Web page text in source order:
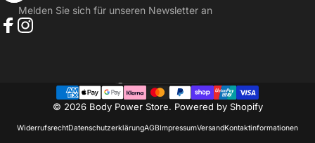
Melden Sie sich für unseren Newsletter an
© 2026 Body Power Store. Powered by Shopify
WiderrufsrechtDatenschutzerklärungAGBImpressumVersandKontaktinformationen
Land/Region